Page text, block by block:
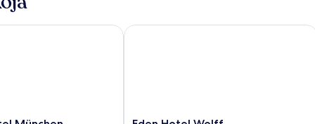
puutarhaan
Eden Hotel Wolff